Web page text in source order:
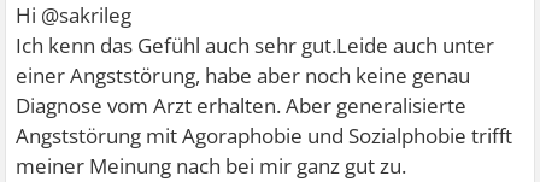
Hi @sakrileg
Ich kenn das Gefühl auch sehr gut.Leide auch unter
einer Angststörung, habe aber noch keine genau
Diagnose vom Arzt erhalten. Aber generalisierte
Angststörung mit Agoraphobie und Sozialphobie trifft
meiner Meinung nach bei mir ganz gut zu.